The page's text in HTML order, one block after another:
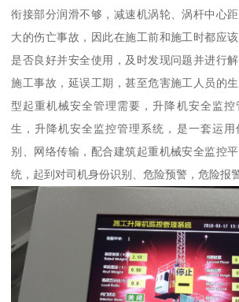
衔接部分润滑不够，减速机涡轮、涡杆中心
大的伤亡事故，因此在施工前和施工时都应
是否良好并安全使用，及时发现问题并进行
施工事故，延误工期，甚至危害施工人员的
型起重机械安全管理需要，升降机安全监
生，升降机安全监控管理系统，是一套运用
别、网络传输，配合建筑起重机械安全监控
统，起到对司机身份识别、危险预警，危险报